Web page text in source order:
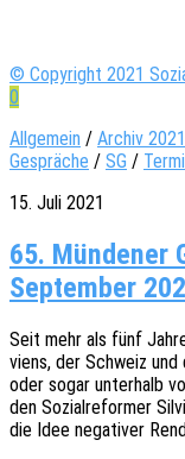
© Copyright 2021
0
Allgemein / Archiv 2021
Gespräche / SG /
15. Juli 2021
65. Mündener
September
Seit mehr als fünf
vi­ens, der Schweiz
oder sogar unter­halb
den Sozi­al­re­for­mer
die Idee nega­ti­ver